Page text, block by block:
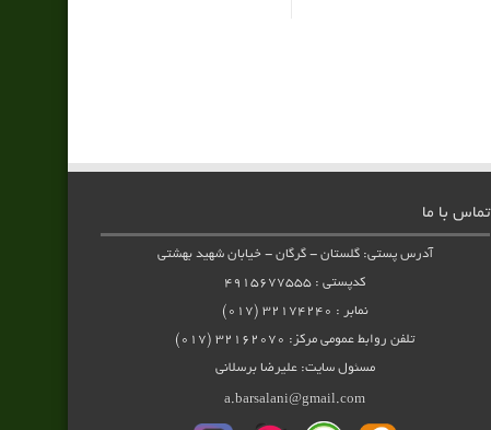
تماس با ما
آدرس پستی: گلستان - گرگان - خیابان شهید بهشتی
کدپستی : ۴۹۱۵۶۷۷۵۵۵
نمابر : ۳۲۱۷۴۲۴۰ (۰۱۷)
تلفن روابط عمومی مرکز: ۳۲۱۶۲۰۷۰ (۰۱۷)
مسئول سایت: علیرضا برسلانی
a.barsalani@gmail.com